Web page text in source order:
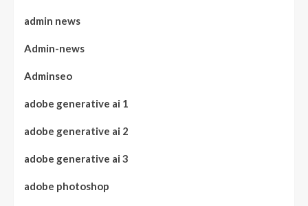
admin news
Admin-news
Adminseo
adobe generative ai 1
adobe generative ai 2
adobe generative ai 3
adobe photoshop